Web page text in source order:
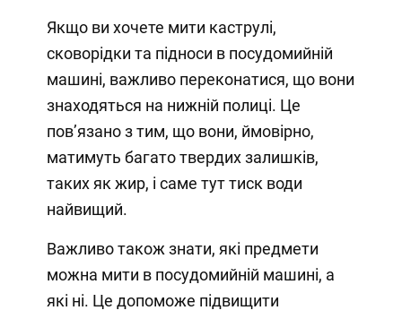
Якщо ви хочете мити каструлі,
сковорідки та підноси в посудомийній
машині, важливо переконатися, що вони
знаходяться на нижній полиці. Це
пов’язано з тим, що вони, ймовірно,
матимуть багато твердих залишків,
таких як жир, і саме тут тиск води
найвищий.
Важливо також знати, які предмети
можна мити в посудомийній машині, а
які ні. Це допоможе підвищити